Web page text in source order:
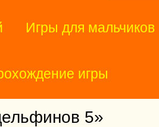
Игры для мальчиков
игры
5»